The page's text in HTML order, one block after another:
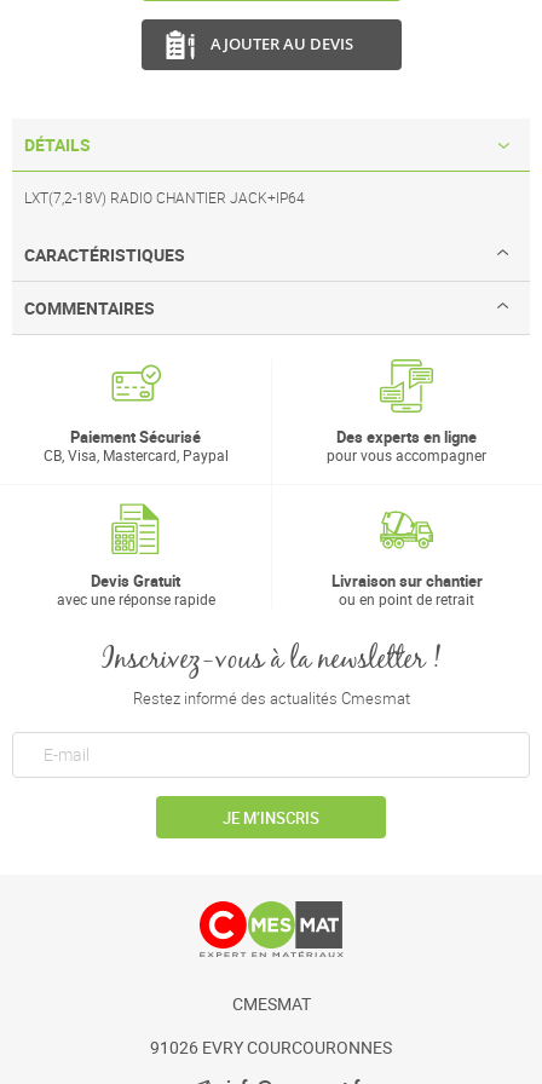
AJOUTER AU DEVIS
DÉTAILS
LXT(7,2-18V) RADIO CHANTIER JACK+IP64
CARACTÉRISTIQUES
COMMENTAIRES
Paiement Sécurisé
CB, Visa, Mastercard, Paypal
Des experts en ligne
pour vous accompagner
Devis Gratuit
avec une réponse rapide
Livraison sur chantier
ou en point de retrait
Inscrivez-vous à la newsletter !
Restez informé des actualités Cmesmat
JE M’INSCRIS
CMESMAT
91026 EVRY COURCOURONNES